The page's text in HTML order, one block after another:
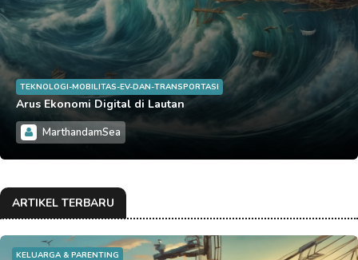
TEKNOLOGI-MOBILITAS-EV-DAN-TRANSPORTASI
Arus Ekonomi Digital di Lautan
MarthandamSea
ARTIKEL TERBARU
KELUARGA & PARENTING